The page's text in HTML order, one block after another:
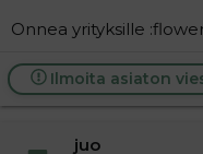
Onnea yrityksille
Ilmoita asiaton
juo